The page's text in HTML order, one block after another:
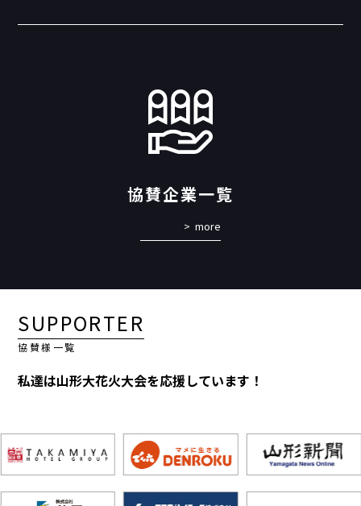
協賛企業一覧
more
SUPPORTER
協賛様一覧
私達は山形大花火大会を応援しています！